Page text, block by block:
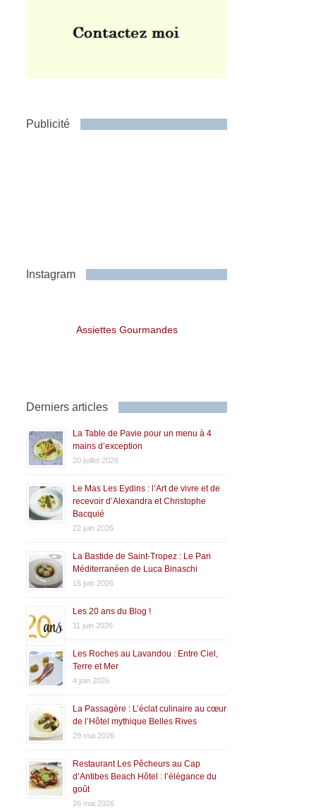
Publicité
Instagram
Assiettes Gourmandes
Derniers articles
La Table de Pavie pour un menu à 4
mains d’exception
20 juillet 2026
Le Mas Les Eydins : l’Art de vivre et de
recevoir d’Alexandra et Christophe
Bacquié
22 juin 2026
La Bastide de Saint-Tropez : Le Pari
Méditerranéen de Luca Binaschi
16 juin 2026
Les 20 ans du Blog !
11 juin 2026
Les Roches au Lavandou : Entre Ciel,
Terre et Mer
4 juin 2026
La Passagère : L’éclat culinaire au cœur
de l’Hôtel mythique Belles Rives
29 mai 2026
Restaurant Les Pêcheurs au Cap
d’Antibes Beach Hôtel : l’élégance du
goût
26 mai 2026